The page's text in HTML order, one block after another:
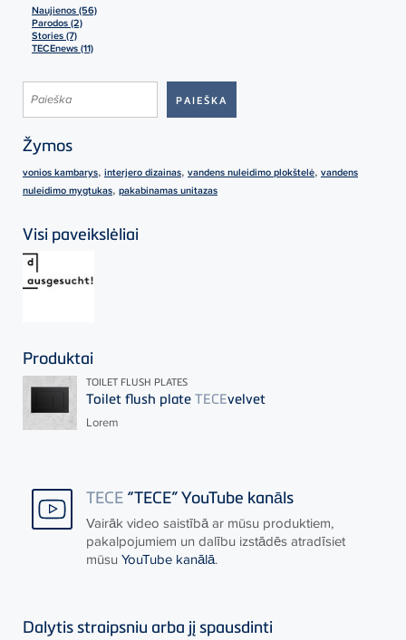
Naujienos (56)
Parodos (2)
Stories (7)
TECEnews (11)
Žymos
vonios kambarys, interjero dizainas, vandens nuleidimo plokštelė, vandens
nuleidimo mygtukas, pakabinamas unitazas
Visi paveikslėliai
Produktai
TOILET FLUSH PLATES
Toilet flush plate TECEvelvet
Lorem
TECE “TECE” YouTube kanāls
Vairāk video saistībā ar mūsu produktiem,
pakalpojumiem un dalību izstādēs atradīsiet
mūsu YouTube kanālā.
Dalytis straipsniu arba jį spausdinti